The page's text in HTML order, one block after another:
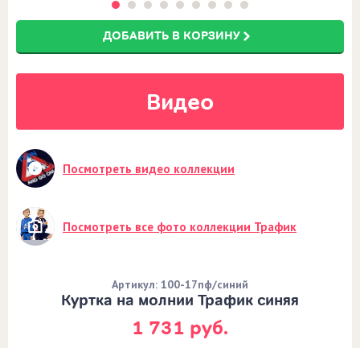
ДОБАВИТЬ В КОРЗИНУ
Видео
Посмотреть видео коллекции
Посмотреть все фото коллекции Трафик
1 731 руб.
Куртка на молнии Трафик синяя
Артикул: 100-17пф/синий